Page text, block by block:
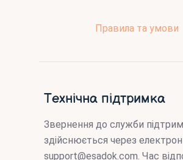
Правила та умови
Технічна підтримка
Звернення до служби
здійснюється через
support@esadok.com . Час